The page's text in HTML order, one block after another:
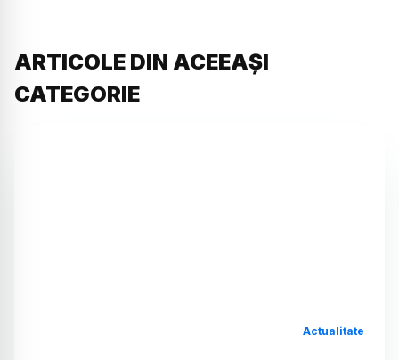
ARTICOLE DIN ACEEAȘI
CATEGORIE
Actualitate